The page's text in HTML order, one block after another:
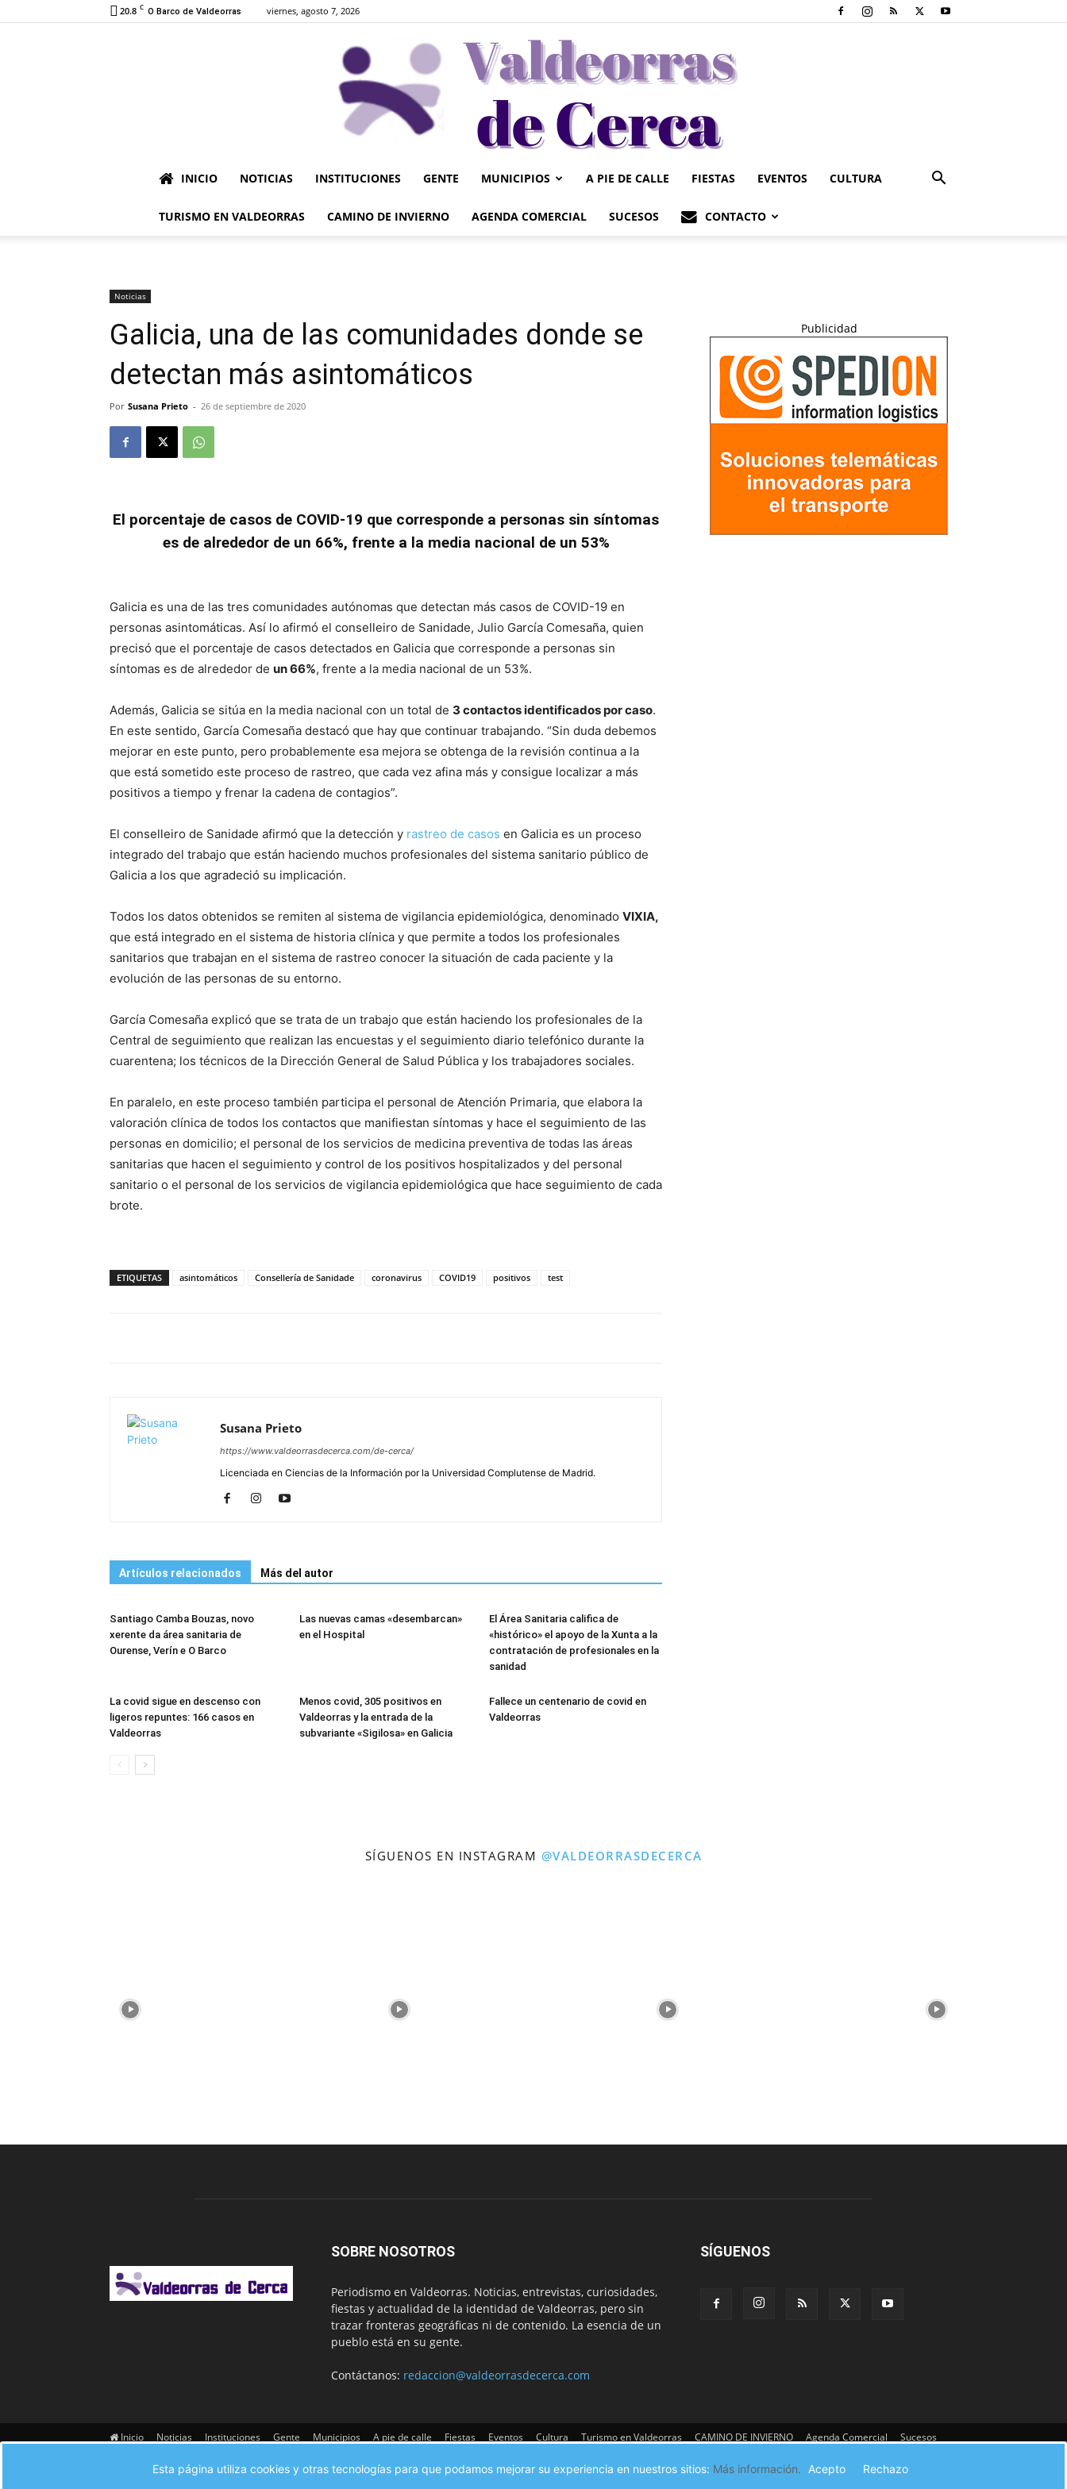
20.8 C O Barco de Valdeorras viernes, agosto 7, 2026
Valdeorrasdecerca
INICIO NOTICIAS INSTITUCIONES GENTE MUNICIPIOS A PIE DE CALLE FIESTAS EVENTOS CULTURA
TURISMO EN VALDEORRAS CAMINO DE INVIERNO AGENDA COMERCIAL SUCESOS CONTACTO
Noticias
Galicia, una de las comunidades donde se
detectan más asintomáticos
Por Susana Prieto - 26 de septiembre de 2020
El porcentaje de casos de COVID-19 que corresponde a personas sin síntomas
es de alrededor de un 66%, frente a la media nacional de un 53%
Galicia es una de las tres comunidades autónomas que detectan más casos de COVID-19 en
personas asintomáticas. Así lo afirmó el conselleiro de Sanidade, Julio García Comesaña, quien
precisó que el porcentaje de casos detectados en Galicia que corresponde a personas sin
síntomas es de alrededor de un 66%, frente a la media nacional de un 53%.
Además, Galicia se sitúa en la media nacional con un total de 3 contactos identificados por caso.
En este sentido, García Comesaña destacó que hay que continuar trabajando. “Sin duda debemos
mejorar en este punto, pero probablemente esa mejora se obtenga de la revisión continua a la
que está sometido este proceso de rastreo, que cada vez afina más y consigue localizar a más
positivos a tiempo y frenar la cadena de contagios”.
El conselleiro de Sanidade afirmó que la detección y rastreo de casos en Galicia es un proceso
integrado del trabajo que están haciendo muchos profesionales del sistema sanitario público de
Galicia a los que agradeció su implicación.
Todos los datos obtenidos se remiten al sistema de vigilancia epidemiológica, denominado VIXIA,
que está integrado en el sistema de historia clínica y que permite a todos los profesionales
sanitarios que trabajan en el sistema de rastreo conocer la situación de cada paciente y la
evolución de las personas de su entorno.
García Comesaña explicó que se trata de un trabajo que están haciendo los profesionales de la
Central de seguimiento que realizan las encuestas y el seguimiento diario telefónico durante la
cuarentena; los técnicos de la Dirección General de Salud Pública y los trabajadores sociales.
En paralelo, en este proceso también participa el personal de Atención Primaria, que elabora la
valoración clínica de todos los contactos que manifiestan síntomas y hace el seguimiento de las
personas en domicilio; el personal de los servicios de medicina preventiva de todas las áreas
sanitarias que hacen el seguimiento y control de los positivos hospitalizados y del personal
sanitario o el personal de los servicios de vigilancia epidemiológica que hace seguimiento de cada
brote.
ETIQUETAS asintomáticos Consellería de Sanidade coronavirus COVID19 positivos test
Susana Prieto
https://www.valdeorrasdecerca.com/de-cerca/
Licenciada en Ciencias de la Información por la Universidad Complutense de Madrid.
Artículos relacionados Más del autor
Santiago Camba Bouzas, novo
xerente da área sanitaria de
Ourense, Verín e O Barco
Las nuevas camas «desembarcan»
en el Hospital
El Área Sanitaria califica de
«histórico» el apoyo de la Xunta a la
contratación de profesionales en la
sanidad
La covid sigue en descenso con
ligeros repuntes: 166 casos en
Valdeorras
Menos covid, 305 positivos en
Valdeorras y la entrada de la
subvariante «Sigilosa» en Galicia
Fallece un centenario de covid en
Valdeorras
Publicidad
SÍGUENOS EN INSTAGRAM @VALDEORRASDECERCA
SOBRE NOSOTROS
Periodismo en Valdeorras. Noticias, entrevistas, curiosidades,
fiestas y actualidad de la identidad de Valdeorras, pero sin
trazar fronteras geográficas ni de contenido. La esencia de un
pueblo está en su gente.
Contáctanos: redaccion@valdeorrasdecerca.com
SÍGUENOS
Inicio Noticias Instituciones Gente Municipios A pie de calle Fiestas Eventos Cultura Turismo en Valdeorras CAMINO DE INVIERNO Agenda Comercial
Sucesos
Esta página utiliza cookies y otras tecnologías para que podamos mejorar su experiencia en nuestros sitios: Más información. Acepto Rechazo